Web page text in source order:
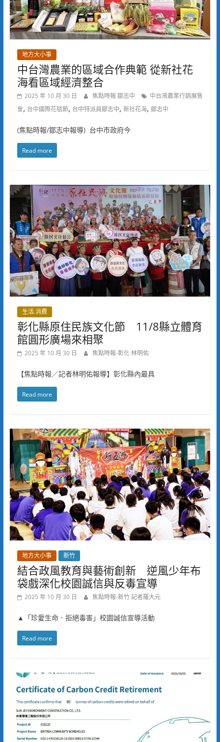
地方大小事
中台灣農業的區域合作典範 從新社花
海看區域經濟整合
2025 年 10 月 30 日 焦點時報 鄒志中
中台灣農業行銷展售
會, 台中國際花毯節, 台中特派員鄒志中, 新社花海, 鄒志中
(焦點時報/鄒志中報導) 台中市政府今
Read more
生活.消費
彰化縣原住民族文化節 11/8縣立體育
館圓形廣場來相聚
2025 年 10 月 30 日 焦點時報-彰化 林明佑
【焦點時報／記者林明佑報導】彰化縣內最具
Read more
地方大小事 新竹
結合政風教育與藝術創新 逆風少年布
袋戲深化校園誠信與反毒宣導
2025 年 10 月 30 日 焦點時報-新竹 記者羅大元
▲「珍愛生命．拒絕毒害」校園誠信宣導活動
Read more